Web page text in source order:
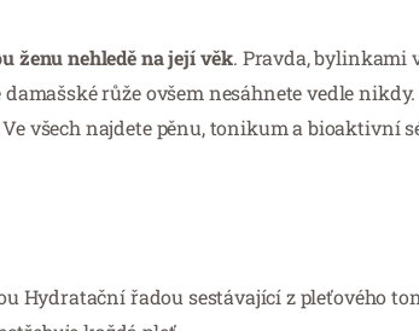
ženu nehledě na její věk. Pravda, bylinkami
růže ovšem nesáhnete vedle
všech najdete pěnu, tonikum a bioaktivní
Hydratační řadou sestávající z pleťového